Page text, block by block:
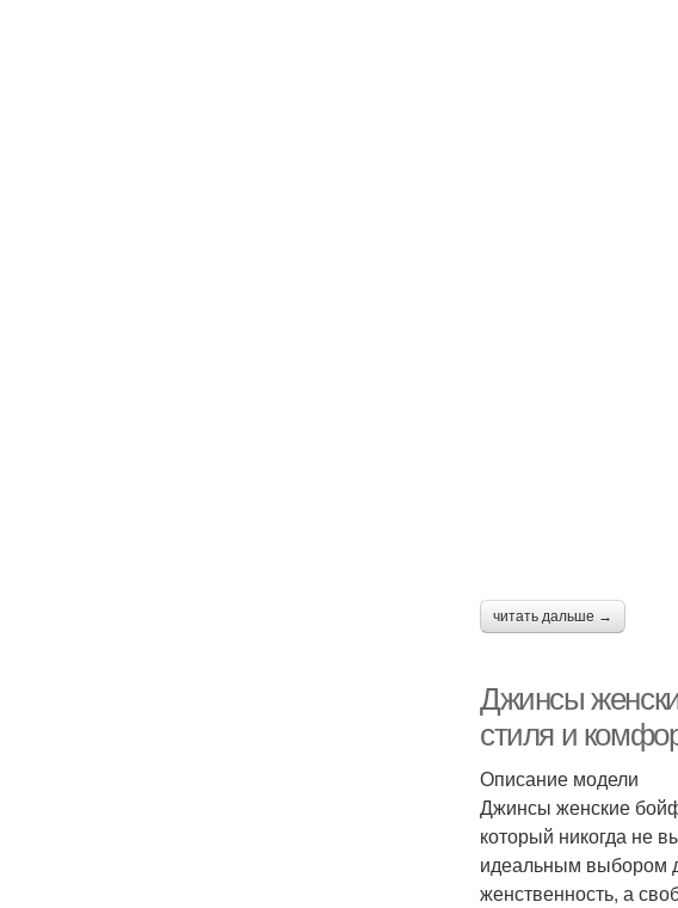
читать дальше →
Джинсы
стиля и
Описание модели
Джинсы женские
который никогда не
идеальным выбором
женственность, а